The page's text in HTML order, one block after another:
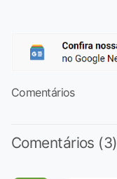
Comentários
Comentários (3)